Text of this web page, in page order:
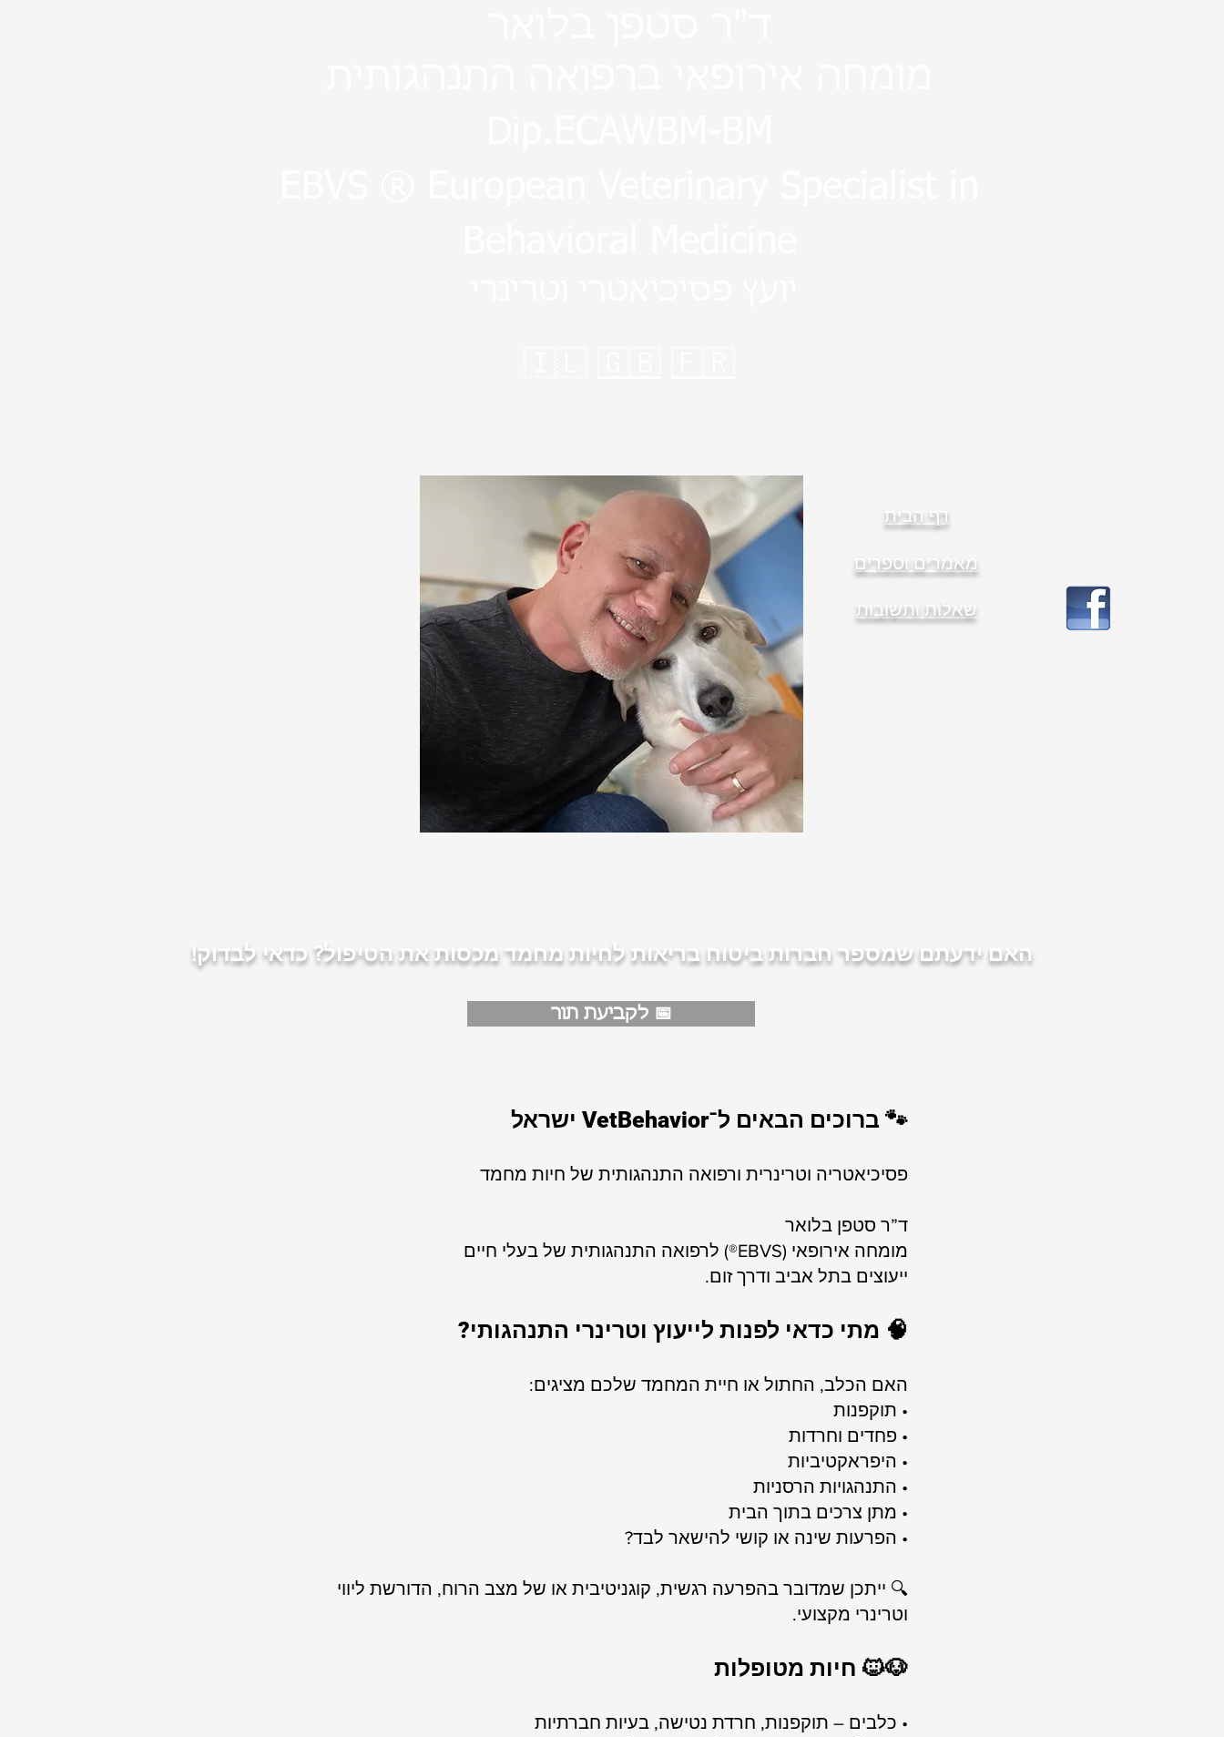
דף הבית
מאמרים וספרים
שאלות ותשובות
האם ידעתם שמספר חברות ביטוח בריאות לחיות מחמד מכסות את הטיפול? כדאי לבדוק!
לקביעת תור 📅
🐾 ברוכים הבאים ל־VetBehavior ישראל
פסיכיאטריה וטרינרית ורפואה התנהגותית של חיות מחמד
ד”ר סטפן בלואר
מומחה אירופאי (EBVS®) לרפואה התנהגותית של בעלי חיים
ייעוצים בתל אביב ודרך זום.
🧠 מתי כדאי לפנות לייעוץ וטרינרי התנהגותי?
האם הכלב, החתול או חיית המחמד שלכם מציגים:
• תוקפנות
• פחדים וחרדות
• היפראקטיביות
• התנהגויות הרסניות
• מתן צרכים בתוך הבית
• הפרעות שינה או קושי להישאר לבד?
🔍 ייתכן שמדובר בהפרעה רגשית, קוגניטיבית או של מצב הרוח, הדורשת ליווי
וטרינרי מקצועי.
🐶🐱 חיות מטופלות
• כלבים – תוקפנות, חרדת נטישה, בעיות חברתיות